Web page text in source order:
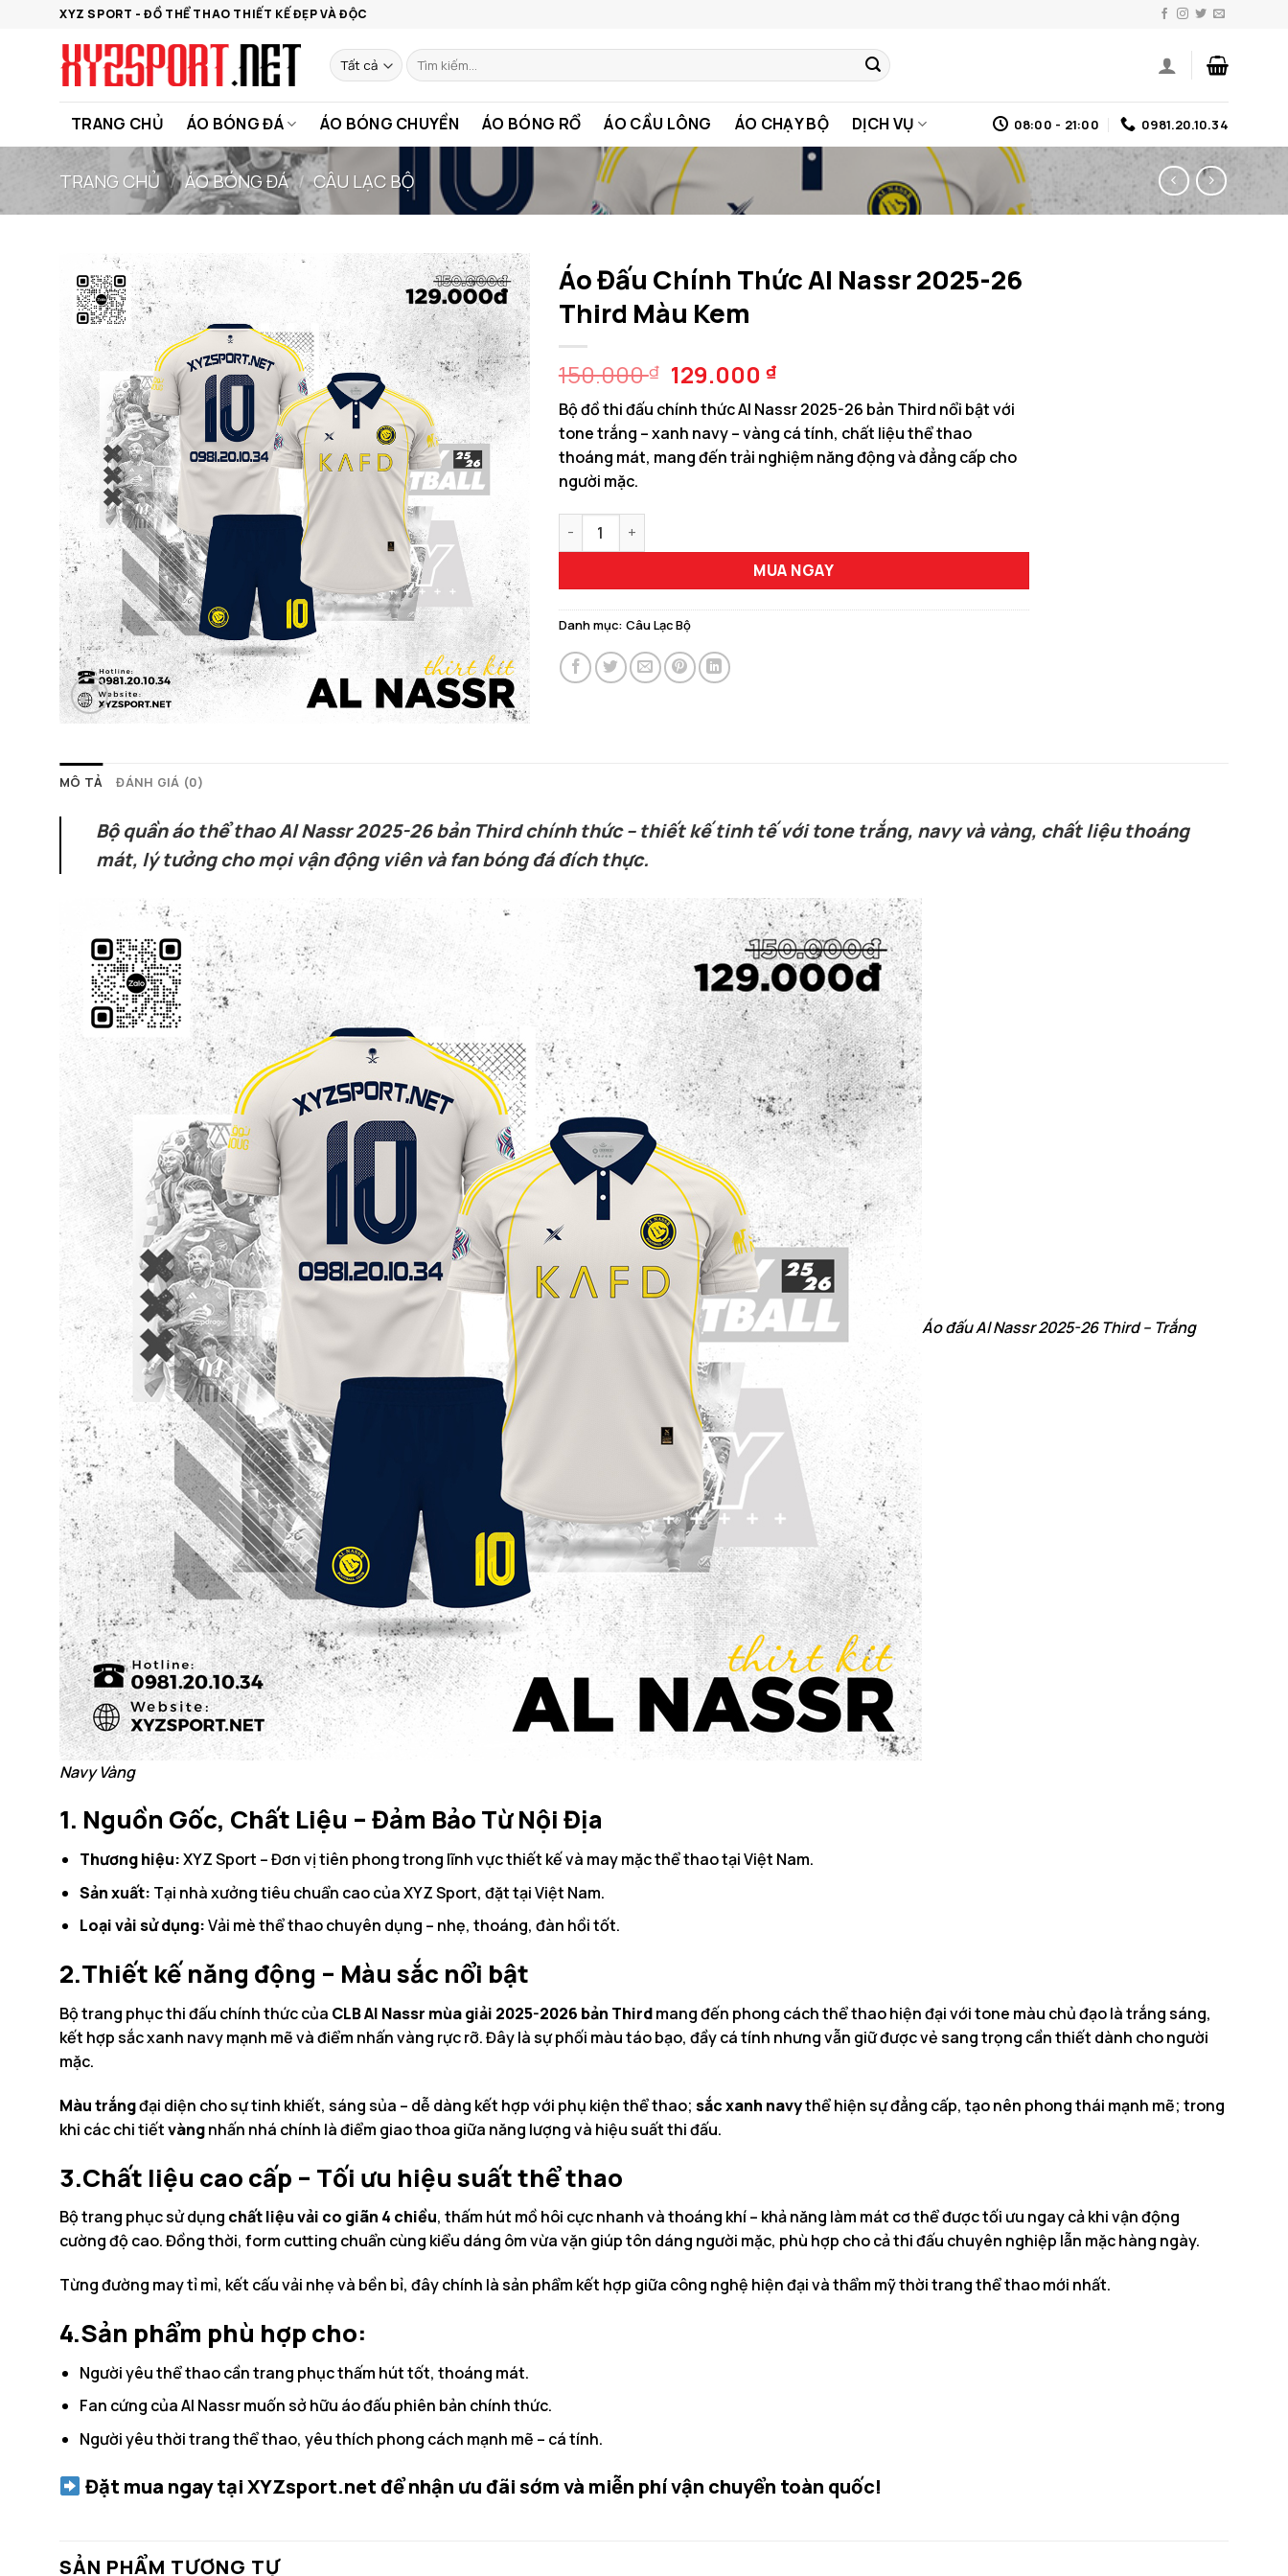
XYZ SPORT - ĐỒ THỂ THAO THIẾT KẾ ĐẸP VÀ ĐỘC
Tìm
kiếm:
TRANG CHỦ ÁO BÓNG ĐÁ ÁO BÓNG CHUYỀN ÁO BÓNG RỔ ÁO CẦU LÔNG ÁO CHẠY BỘ DỊCH VỤ 08:00 - 21:00 0981.20.10.34
TRANG CHỦ / ÁO BÓNG ĐÁ / CÂU LẠC BỘ
Áo Đấu Chính Thức Al Nassr 2025-26
Third Màu Kem
150.000₫ Giá
gốc
là:
150.000 ₫.
129.000₫Giá
hiện
tại
là:
129.000 ₫.
Bộ đồ thi đấu chính thức Al Nassr 2025-26 bản Third nổi bật với
tone trắng – xanh navy – vàng cá tính, chất liệu thể thao
thoáng mát, mang đến trải nghiệm năng động và đẳng cấp cho
người mặc.
Áo Đấu Chính Thức Al Nassr 2025-26 Third Màu Kem số lượng
MUA NGAY
Danh mục: Câu Lạc Bộ
MÔ TẢ ĐÁNH GIÁ (0)
Bộ quần áo thể thao Al Nassr 2025-26 bản Third chính thức – thiết kế tinh tế với tone trắng, navy và vàng, chất liệu thoáng
mát, lý tưởng cho mọi vận động viên và fan bóng đá đích thực.
Áo đấu Al Nassr 2025-26 Third – Trắng
Navy Vàng
1. Nguồn Gốc, Chất Liệu – Đảm Bảo Từ Nội Địa
Thương hiệu:XYZ Sport – Đơn vị tiên phong trong lĩnh vực thiết kế và may mặc thể thao tại Việt Nam.
Sản xuất: Tại nhà xưởng tiêu chuẩn cao của XYZ Sport, đặt tại Việt Nam.
Loại vải sử dụng:Vải mè thể thao chuyên dụng – nhẹ, thoáng, đàn hồi tốt.
2.Thiết kế năng động – Màu sắc nổi bật
Bộ trang phục thi đấu chính thức của CLB Al Nassr mùa giải 2025-2026 bản Thirdmang đến phong cách thể thao hiện đại với tone màu chủ đạo là trắng sáng,
kết hợp sắc xanh navy mạnh mẽ và điểm nhấn vàng rực rỡ. Đây là sự phối màu táo bạo, đầy cá tính nhưng vẫn giữ được vẻ sang trọng cần thiết dành cho người
mặc.
Màu trắngđại diện cho sự tinh khiết, sáng sủa – dễ dàng kết hợp với phụ kiện thể thao; sắc xanh navythể hiện sự đẳng cấp, tạo nên phong thái mạnh mẽ; trong
khi các chi tiếtvàngnhấn nhá chính là điểm giao thoa giữa năng lượng và hiệu suất thi đấu.
3.Chất liệu cao cấp – Tối ưu hiệu suất thể thao
Bộ trang phục sử dụng chất liệu vải co giãn 4 chiều, thấm hút mồ hôi cực nhanh và thoáng khí – khả năng làm mát cơ thể được tối ưu ngay cả khi vận động
cường độ cao. Đồng thời, form cutting chuẩn cùng kiểu dáng ôm vừa vặn giúp tôn dáng người mặc, phù hợp cho cả thi đấu chuyên nghiệp lẫn mặc hàng ngày.
Từng đường may tỉ mỉ, kết cấu vải nhẹ và bền bỉ, đây chính là sản phẩm kết hợp giữa công nghệ hiện đại và thẩm mỹ thời trang thể thao mới nhất.
4.Sản phẩm phù hợp cho:
Người yêu thể thao cần trang phục thấm hút tốt, thoáng mát.
Fan cứng của Al Nassr muốn sở hữu áo đấu phiên bản chính thức.
Người yêu thời trang thể thao, yêu thích phong cách mạnh mẽ – cá tính.
Đặt mua ngay tại XYZsport.netđể nhận ưu đãi sớm và miễn phí vận chuyển toàn quốc!
SẢN PHẨM TƯƠNG TỰ